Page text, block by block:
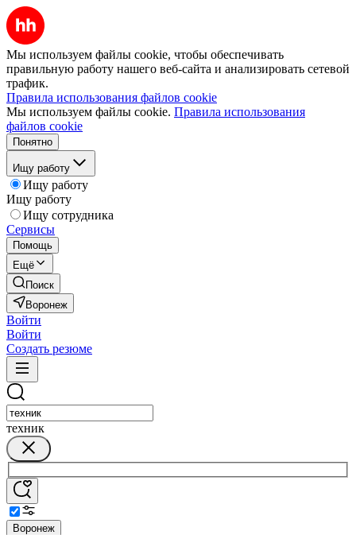
Мы используем файлы cookie, чтобы обеспечивать
правильную работу нашего веб-сайта и анализировать сетевой
трафик.
Правила использования файлов cookie
Мы используем файлы cookie. Правила использования
файлов cookie
Понятно
Ищу работу
Ищу работу
Ищу работу
Ищу сотрудника
Сервисы
Помощь
Ещё
Поиск
Воронеж
Войти
Войти
Создать резюме
техник
Воронеж